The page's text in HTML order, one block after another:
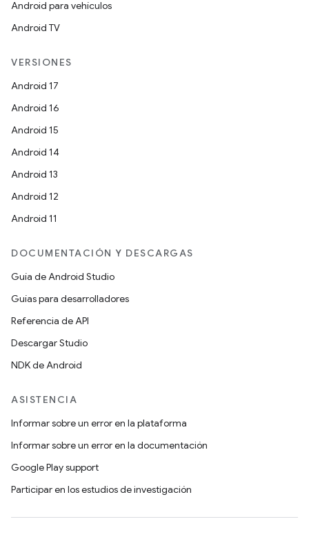
Android para vehículos
Android TV
VERSIONES
Android 17
Android 16
Android 15
Android 14
Android 13
Android 12
Android 11
DOCUMENTACIÓN Y DESCARGAS
Guía de Android Studio
Guías para desarrolladores
Referencia de API
Descargar Studio
NDK de Android
ASISTENCIA
Informar sobre un error en la plataforma
Informar sobre un error en la documentación
Google Play support
Participar en los estudios de investigación